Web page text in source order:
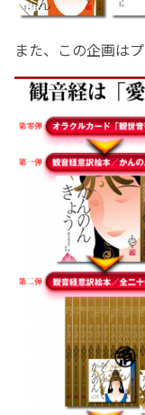
また、この企画は